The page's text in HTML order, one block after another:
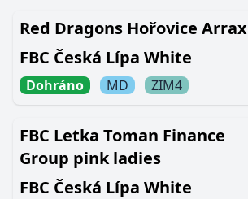
Red Dragons Hořovice Arrax
FBC Česká Lípa White
Dohráno MD ZIM4
FBC Letka Toman Finance
Group pink ladies
FBC Česká Lípa White